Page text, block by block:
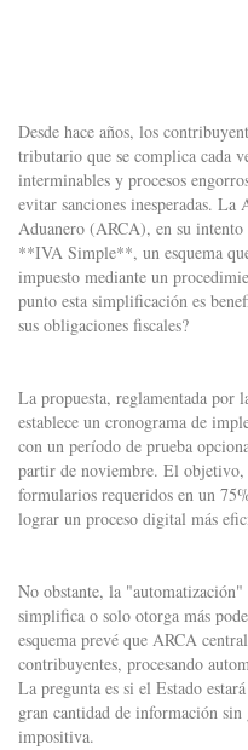
Desde hace años, los
tributario que se complica cada
interminables y procesos
evitar sanciones inesperadas.
Aduanero (ARCA), en su
**IVA Simple**, un esquema
impuesto mediante un
punto esta simplificación es
sus obligaciones fiscales?
La propuesta, reglamentada
establece un cronograma de
con un período de prueba
partir de noviembre. El objetivo,
formularios requeridos en un
lograr un proceso digital más
No obstante, la
simplifica o solo otorga más
esquema prevé que ARCA
contribuyentes, procesando
La pregunta es si el Estado
gran cantidad de información sin
impositiva.